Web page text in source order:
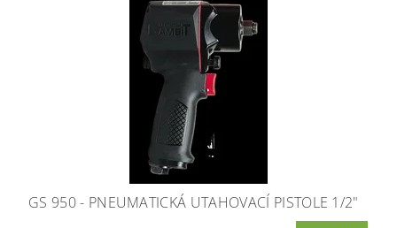
GS 950 - PNEUMATICKÁ UTAHOVACÍ PISTOLE 1/2"